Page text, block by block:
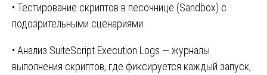
• Тестирование скриптов в песочнице (Sandbox) с
подозрительными сценариями.
• Анализ SuiteScript Execution Logs — журналы
выполнения скриптов, где фиксируется каждый запуск,